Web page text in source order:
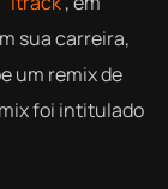
sua carreira,
um remix de
foi intitulado